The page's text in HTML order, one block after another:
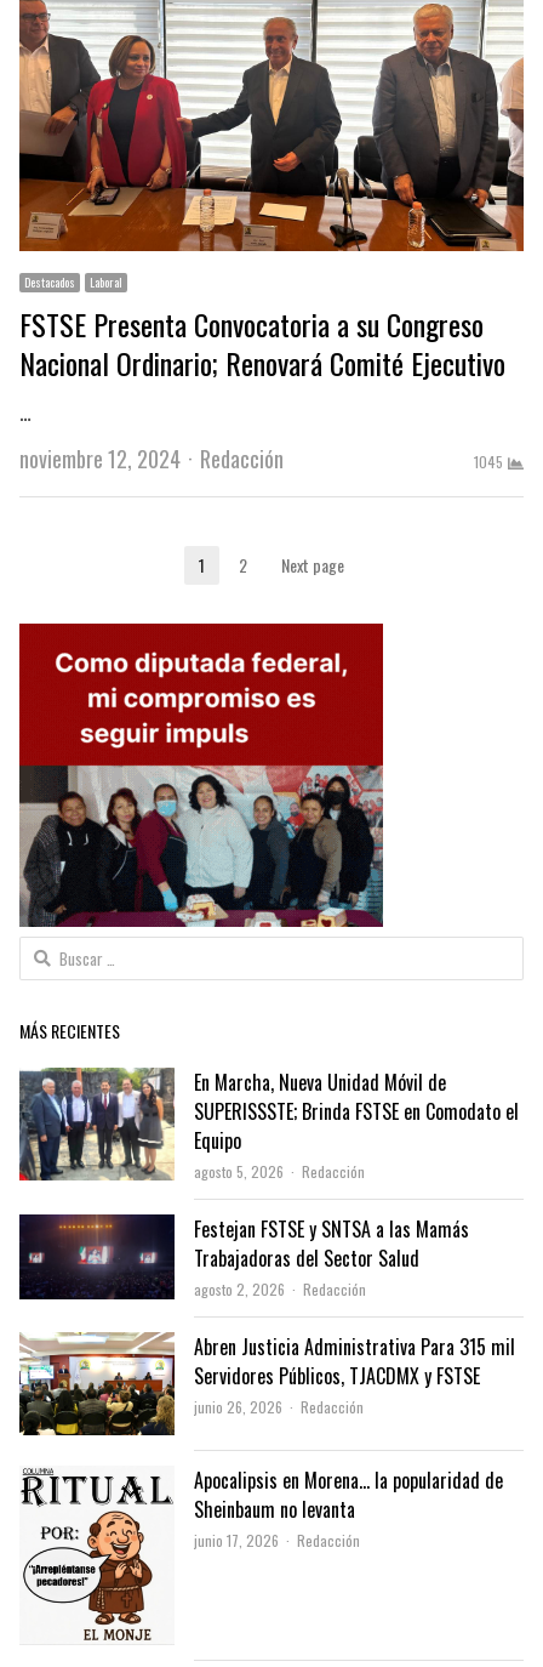
Destacados Laboral
FSTSE Presenta Convocatoria a su Congreso
Nacional Ordinario; Renovará Comité Ejecutivo
…
noviembre 12, 2024
Author
Redacción 1045
entradas
Page
1 Page
2 Next page
Buscar:
MÁS RECIENTES
En Marcha, Nueva Unidad Móvil de
SUPERISSSTE; Brinda FSTSE en Comodato el
Equipo
agosto 5, 2026 Author
Redacción
Festejan FSTSE y SNTSA a las Mamás
Trabajadoras del Sector Salud
agosto 2, 2026 Author
Redacción
Abren Justicia Administrativa Para 315 mil
Servidores Públicos, TJACDMX y FSTSE
junio 26, 2026 Author
Redacción
Apocalipsis en Morena… la popularidad de
Sheinbaum no levanta
junio 17, 2026 Author
Redacción